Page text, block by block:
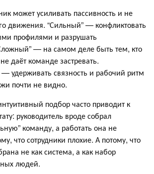
может усиливать пассивность и не
движения. “Сильный” — конфликтовать
профилями и разрушать
— на самом деле быть тем, кто
даёт команде застревать.
удерживать связность и рабочий ритм
почти не видно.
подбор часто приводит к
руководитель вроде собрал
команду, а работать она не
что сотрудники плохие. А потому, что
не как система, а как набор
людей.